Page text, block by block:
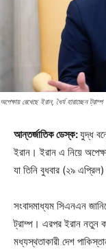
অপেক্ষায় রেখেছে ইরান, ধৈর্য হারাচ্ছেন ট্রাম্প
আন্তর্জাতিক ডেস্ক:যুদ্ধ
ইরান। ইরান এ নিয়ে
যা তিনি বুধবার (২৯
সংবাদমাধ্যম সিএনএন
ট্রাম্প। এরপর ইরান নতুন
মধ্যস্থতাকারী দেশ